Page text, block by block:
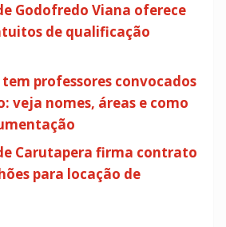
Godofredo Viana oferece
de qualificação
professores convocados
veja nomes, áreas e como
Carutapera firma contrato
para locação de